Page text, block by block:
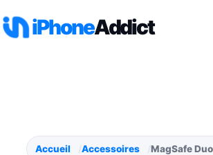
iPhoneAddict
Accueil Accessoires MagSafe